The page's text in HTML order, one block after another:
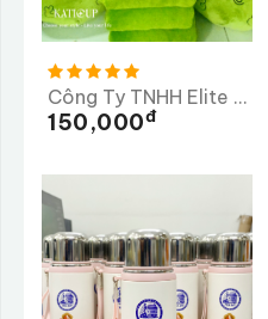
Công Ty TNHH Elite Long Thành
150,000Đ